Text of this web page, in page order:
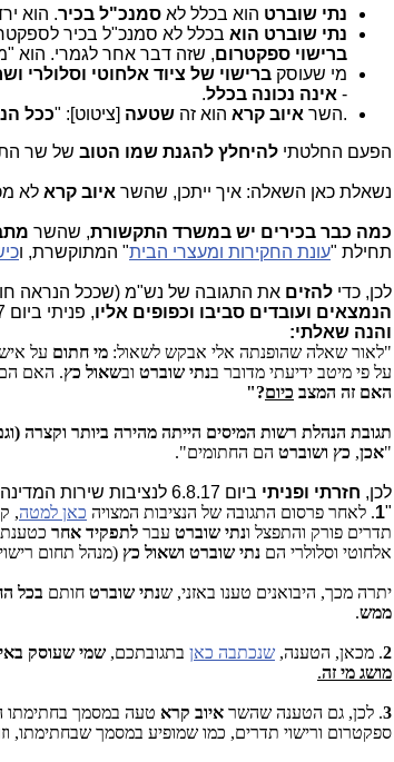
נתי שוברט הוא בכלל לא סמנכ"ל בכיר. הוא
נתי שוברט הוא בכלל לא סמנכ"ל בכיר
ברישוי ספקטרום, שזה דבר אחר לגמרי. הוא
מי שעוסק ברישוי של ציוד אלחוטי וסלולרי
- אינה נכונה בכלל.
.השר איוב קרא הוא זה שטעה [ציטוט]: "ככל
הפעם החלטתי להיחלץ להגנת שמו הטוב של שר
נשאלת כאן השאלה: איך ייתכן, שהשר איוב קרא לא
כמה כבר בכירים יש במשרד התקשורת, שהשר
תחילת "עונת החקירות ומעצרי הבית" המתוקשרת, ו
לכן, כדי להזים את התגובה של נש"מ (שככל הנראה
הנמצאים ועובדים סביבו וכפופים אליו, פניתי ביום 5.8.17 להנהלת רשות המיסים (שהמכס הוא חלק ממנה), כדי לברר
והנה שאלתי:
"לאור שאלה שהופנתה אלי אבקש לשאול: מי חתום על
על פי מיטב ידיעתי מדובר בנתי שוברט ובשאול כץ. האם הם
האם זה המצב כיום?"
תגובת הנהלת רשות המיסים הייתה מהירה ביותר וקצרה
"אכן, כץ ושוברט הם החתומים".
לכן, חזרתי ופניתי ביום 6.8.17 לנציבות שירות המדינה ולהנהלת משרד התקשורת
"
1. לאחר פרסום התגובה של הנציבות המצויה כאן למטה,
תדרים פורק והתפצל ונתי שוברט עבר לתפקיד אחר
אלחוטי וסלולרי הם נתי שוברט ושאול כץ (מנהל תחום
יתרה מכך, היבואנים טענו באזני, שנתי שוברט חותם בכל
ממש.
2. מכאן, הטענה, שנכתבה כאן בתגובתכם, שמי שעוסק
מושג מי זה.
3. לכן, גם הטענה שהשר איוב קרא טעה במסמך בחתימתו
ספקטרום ורישוי תדרים, כמו שמופיע במסמך שבחתימתו,